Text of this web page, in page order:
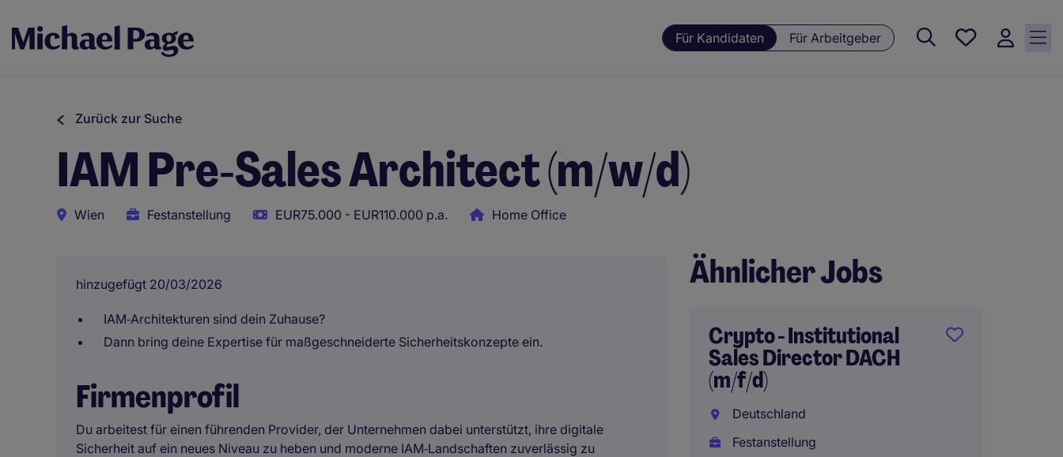
Für Kandidaten Für Arbeitgeber
Meine
Zurück zur Suche
IAM Pre‑Sales Architect (m/w/d)
Wien Festanstellung EUR75.000 - EUR110.000 p.a. Home Office
hinzugefügt 20/03/2026
IAM‑Architekturen sind dein Zuhause?
Dann bring deine Expertise für maßgeschneiderte Sicherheitskonzepte ein.
Firmenprofil
Du arbeitest für einen führenden Provider, der Unternehmen dabei unterstützt, ihre digitale
Sicherheit auf ein neues Niveau zu heben und moderne IAM‑Landschaften zuverlässig zu
Ähnlicher Jobs
Crypto - Institutional
Sales Director DACH
(m/f/d)
Deutschland
Festanstellung